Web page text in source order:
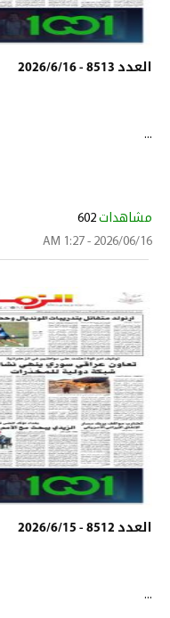
العدد 8513 - 2026/6/16
...
مشاهدات 602
2026/06/16 - 1:27 AM
العدد 8512 - 2026/6/15
...